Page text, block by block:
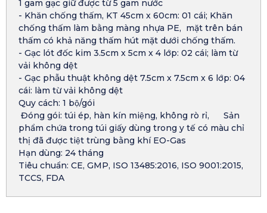
1 gam gạc giữ được từ 5 gam nước
- Khăn chống thấm, KT 45cm x 60cm: 01 cái; Khăn
chống thấm làm bằng màng nhựa PE, mặt trên bán
thấm có khả năng thấm hút mặt dưới chống thấm.
- Gạc lót đốc kim 3.5cm x 5cm x 4 lớp: 02 cái; làm từ
vải không dệt
- Gạc phẫu thuật không dệt 7.5cm x 7.5cm x 6 lớp: 04
cái: làm từ vải không dệt
Quy cách: 1 bộ/gói
Đóng gói: túi ép, hàn kín miệng, không rò rỉ, Sản
phẩm chứa trong túi giấy dùng trong y tế có màu chỉ
thị đã được tiệt trùng bằng khí EO-Gas
Hạn dùng: 24 tháng
Tiêu chuẩn: CE, GMP, ISO 13485:2016, ISO 9001:2015,
TCCS, FDA